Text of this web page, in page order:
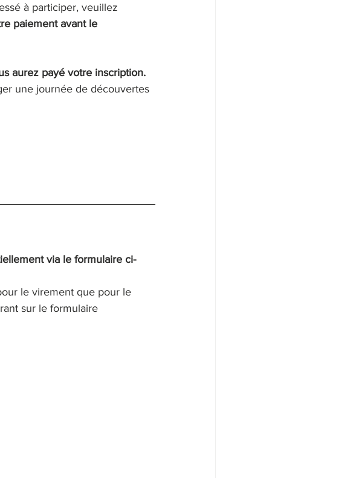
à participer, veuillez
paiement avant le
aurez payé votre inscription.
une journée de découvertes
via le formulaire ci-
le virement que pour le
sur le formulaire